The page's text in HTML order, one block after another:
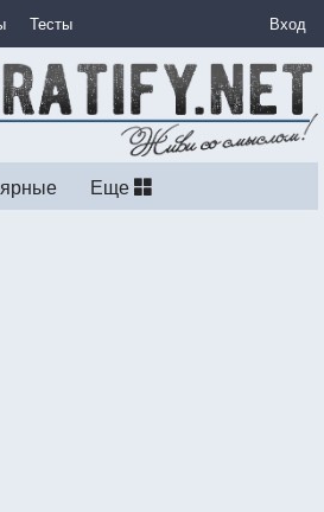
Тесты Вход
Еще